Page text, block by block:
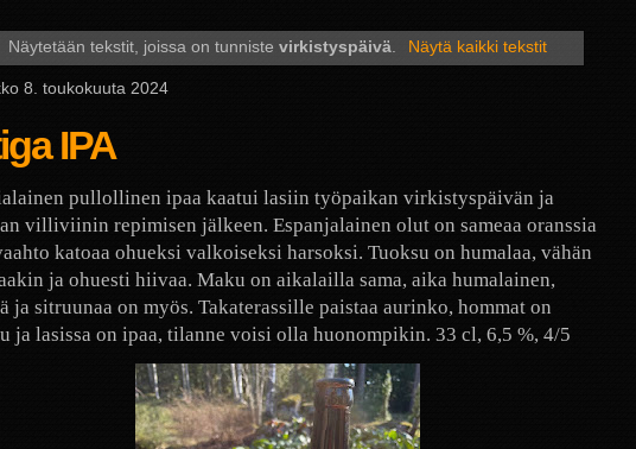
Näytetään tekstit, joissa on tunnistevirkistyspäivä. Näytä kaikki tekstit
8. toukokuuta 2024
IPA
pullollinen ipaa kaatui lasiin työpaikan virkistyspäivän ja
villiviinin repimisen jälkeen. Espanjalainen olut on sameaa oranssia
katoaa ohueksi valkoiseksi harsoksi. Tuoksu on humalaa, vähän
ja ohuesti hiivaa. Maku on aikalailla sama, aika humalainen,
ja sitruunaa on myös. Takaterassille paistaa aurinko, hommat on
ja lasissa on ipaa, tilanne voisi olla huonompikin. 33 cl, 6,5 %, 4/5